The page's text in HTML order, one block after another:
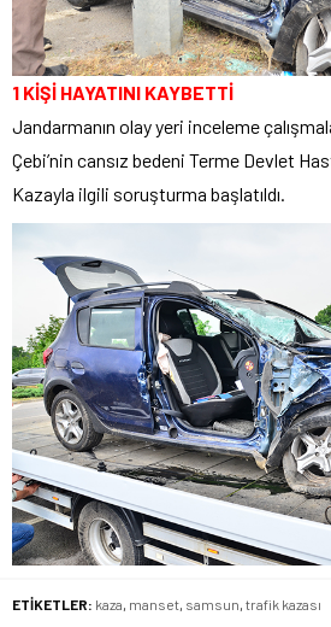
1 KİŞİ HAYATINI KAYBETTİ
Jandarmanın olay yeri inceleme
Çebi’nin cansız bedeni Terme Devlet
Kazayla ilgili soruşturma başlatıldı.
ETİKETLER: kaza manset samsun trafik kazası